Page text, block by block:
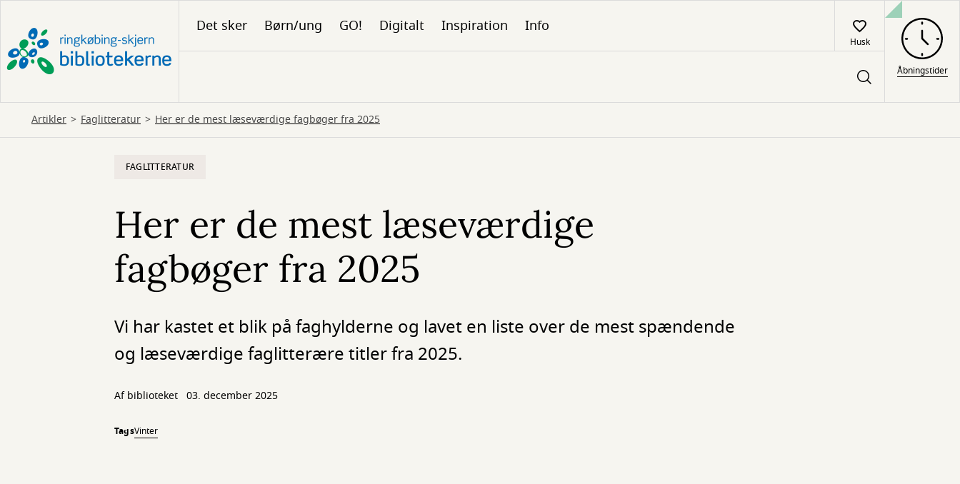
hovedindhold
Det sker Børn/ung GO! Digitalt Inspiration Info
Husk
Åbningstider
Artikler Faglitteratur Her er de mest læseværdige fagbøger fra 2025
FAGLITTERATUR
Her er de mest læseværdige
fagbøger fra 2025
Vi har kastet et blik på faghylderne og lavet en liste over de mest spændende
og læseværdige faglitterære titler fra 2025.
Af biblioteket 03. december 2025
TagsVinter